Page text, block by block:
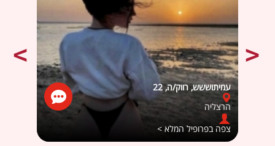
עמיתוששש, רווק/ה, 22
הרצליה
צפה בפרופיל המלא >